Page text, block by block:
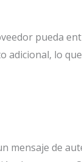
pueda
lo
de